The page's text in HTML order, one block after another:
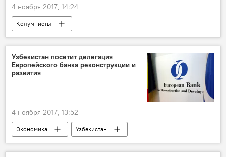
4 ноября 2017, 14:24
Колумнисты
Узбекистан посетит делегация
Европейского банка реконструкции и
развития
4 ноября 2017, 13:52
Экономика
Узбекистан
Европейский банк реконструкции и развития (ЕБРР)